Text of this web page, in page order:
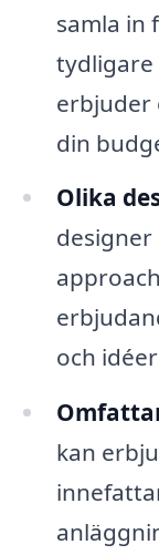
samla in
tydligare
erbjuder
din
Olika
designer
och
kan